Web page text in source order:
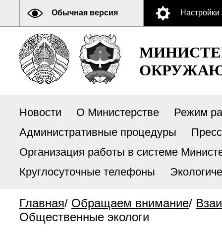
Обычная версия Настройки
Новости О Министерстве
Режим
Административные процедуры
Организация работы в системе
Круглосуточные телефоны
Главная/ Обращаем внимание/
Общественные экологи